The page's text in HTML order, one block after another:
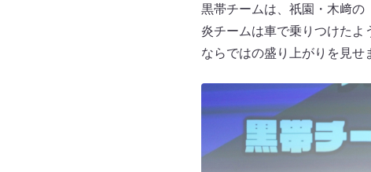
黒帯チームは、祇園・木﨑の
炎チームは車で乗りつけたよ
ならではの盛り上がりを見せ